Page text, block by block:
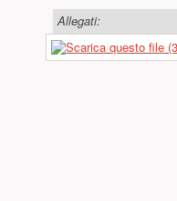
Allegati: